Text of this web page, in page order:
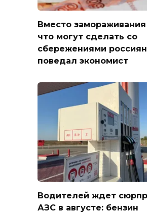
Вместо
что могут сделать со
сбережениями
поведал экономист
Водителей ждет
АЗС в августе: бензин